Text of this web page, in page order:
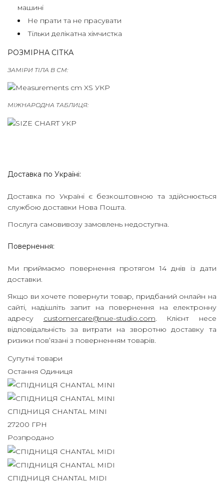
GIFT
CARD
МАГАЗИНИ
КОНТАКТИ
FAQS
машині
Не прати та не прасувати
Тільки делікатна хімчистка
РОЗМІРНА СІТКА
ЗАМІРИ ТІЛА В СМ:
МІЖНАРОДНА ТАБЛИЦЯ:
Доставка по Україні:
Доставка по Україні є безкоштовною та здійснюється
службою доставки Нова Пошта.
Послуга самовивозу замовлень недоступна.
Повернення:
Ми приймаємо повернення протягом 14 днів із дати
доставки.
Якщо ви хочете повернути товар, придбаний онлайн на
сайті, надішліть запит на повернення на електронну
адресу customercare@nue-studio.com. Клієнт несе
відповідальність за витрати на зворотню доставку та
ризики пов’язані з поверненням товарів.
Супутні товари
Остання Одиниця
СПІДНИЦЯ CHANTAL MINI
27200 ГРН
Розпродано
СПІДНИЦЯ CHANTAL MIDI